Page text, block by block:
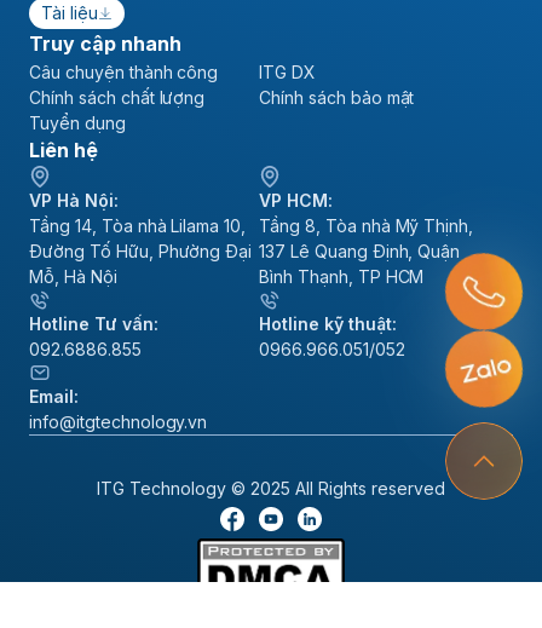
Tài liệu
Truy cập nhanh
Câu chuyện thành công
ITG DX
Chính sách chất lượng
Chính sách bảo mật
Tuyển dụng
Liên hệ
VP Hà Nội:
Tầng 14, Tòa nhà Lilama 10,
Đường Tố Hữu, Phường Đại
Mỗ, Hà Nội
VP HCM:
Tầng 8, Tòa nhà Mỹ Thịnh,
137 Lê Quang Định, Quận
Bình Thạnh, TP HCM
Hotline Tư vấn:
092.6886.855
Hotline kỹ thuật:
0966.966.051/052
Email:
info@itgtechnology.vn
ITG Technology © 2025 All Rights reserved